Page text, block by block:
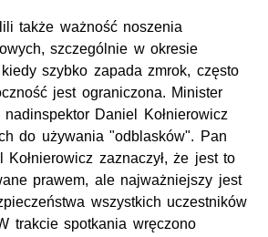
także ważność noszenia
szczególnie w okresie
szybko zapada zmrok, często
jest ograniczona. Minister
Daniel Kołnierowicz
do używania "odblasków". Pan
Kołnierowicz zaznaczył, że jest to
prawem, ale najważniejszy jest
wszystkich uczestników
trakcie spotkania wręczono